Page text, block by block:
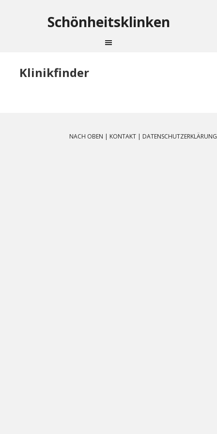
Schönheitsklinken
Klinikfinder
NACH OBEN | KONTAKT | DATENSCHUTZERKLÄRUNG